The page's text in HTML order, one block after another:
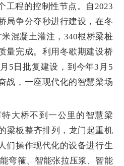
工程的控制性节点。自2023
局争分夺秒进行建设，在冬
混凝土灌注，340根桥梁桩
量完成。利用冬歇期建设桥
5日批复建设，到今年3月5
战，一座现代化的智慧梁场
桥不到一公里的智慧梁
梁板整齐排列，龙门起重机
们操作现代化的设备进行生
弯箍、智能张拉压浆、智能